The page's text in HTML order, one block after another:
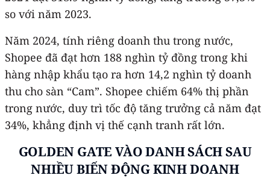
so với năm 2023.
Năm 2024, tính riêng doanh thu trong nước,
Shopee đã đạt hơn 188 nghìn tỷ đồng trong khi
hàng nhập khẩu tạo ra hơn 14,2 nghìn tỷ doanh
thu cho sàn “Cam”. Shopee chiếm 64% thị phần
trong nước, duy trì tốc độ tăng trưởng cả năm đạt
34%, khẳng định vị thế cạnh tranh rất lớn.
GOLDEN GATE VÀO DANH SÁCH SAU
NHIỀU BIẾN ĐỘNG KINH DOANH